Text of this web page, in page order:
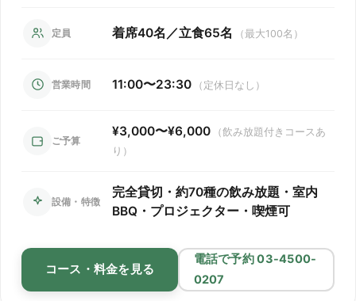
定員 着席40名／立食65名 （最大100名）
営業時間 11:00〜23:30 （定休日なし）
ご予算
¥3,000〜¥6,000
（飲み放題付きコースあ
り）
設備・特徴
完全貸切・約70種の飲み放題・室内
BBQ・プロジェクター・喫煙可
コース・料金を見る
電話で予約 03-4500-
0207